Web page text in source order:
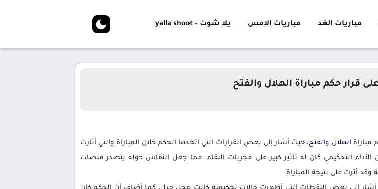
مباريات الغد مباريات الامس يلا شوت – yalla shoot
قرار حكم مباراة الهلال والفتح
مباراة الهلال والفتح، حيث أشار إلى بعض القرارات التي اتخذها الحكم خلال المباراة والتي أثارت
الأداء التحكيمي كان له تأثير كبير على مجريات اللقاء، مما جعل النقاش حوله يتصدر منصات
أثرت على نتيجة المباراة.